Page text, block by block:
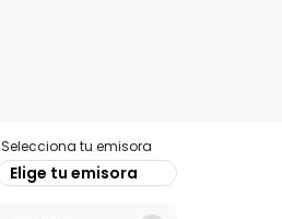
Selecciona tu emisora
Elige tu emisora